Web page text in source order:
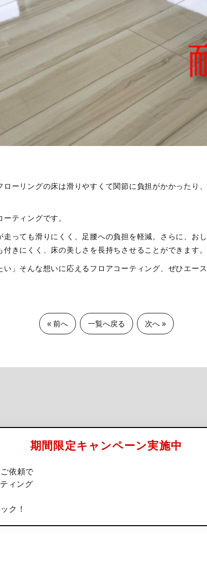
ーリングの床は滑りやすくて関節に負担がかかったり
ティングです。
っても滑りにくく、足腰への負担を軽減。さらに、お
きにくく、床の美しさを長持ちさせることができます。
」そんな想いに応えるフロアコーティング、ぜひエー
« 前へ 一覧へ戻る 次へ »
期間限定キャンペーン実施中
依頼で
ィング
ク！